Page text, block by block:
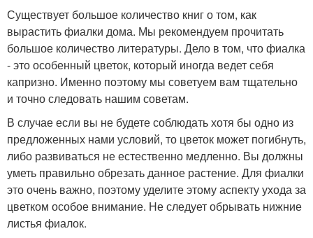
Существует большое количество книг о том, как
вырастить фиалки дома. Мы рекомендуем прочитать
большое количество литературы. Дело в том, что фиалка
- это особенный цветок, который иногда ведет себя
капризно. Именно поэтому мы советуем вам тщательно
и точно следовать нашим советам.
В случае если вы не будете соблюдать хотя бы одно из
предложенных нами условий, то цветок может погибнуть,
либо развиваться не естественно медленно. Вы должны
уметь правильно обрезать данное растение. Для фиалки
это очень важно, поэтому уделите этому аспекту ухода за
цветком особое внимание. Не следует обрывать нижние
листья фиалок.